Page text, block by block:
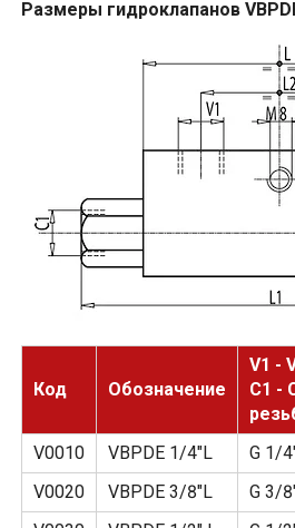
Размеры гидроклапанов
Код Обозначение
V1 -
C1 -
V0010 VBPDE 1/4"L G 1/
V0020
VBPDE 3/8"L G 3/